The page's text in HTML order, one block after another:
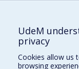
Who does what?
Find us
UdeM
privacy
Cookies allow us
browsing